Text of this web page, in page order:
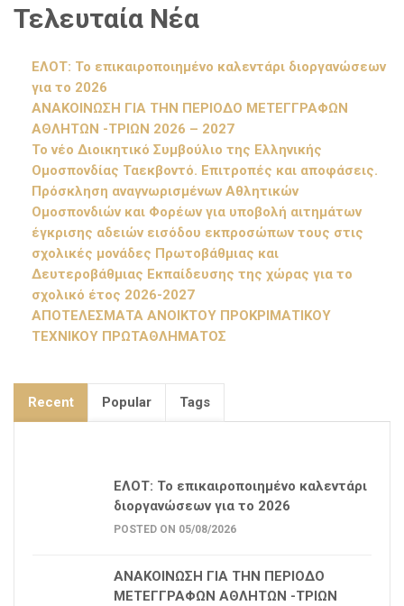
Τελευταία Νέα
ΕΛΟΤ: Το επικαιροποιημένο καλεντάρι διοργανώσεων
για το 2026
ΑΝΑΚΟΙΝΩΣΗ ΓΙΑ ΤΗΝ ΠΕΡΙΟΔΟ ΜΕΤΕΓΓΡΑΦΩΝ
ΑΘΛΗΤΩΝ -ΤΡΙΩΝ 2026 – 2027
Το νέο Διοικητικό Συμβούλιο της Ελληνικής
Ομοσπονδίας Ταεκβοντό. Επιτροπές και αποφάσεις.
Πρόσκληση αναγνωρισμένων Αθλητικών
Ομοσπονδιών και Φορέων για υποβολή αιτημάτων
έγκρισης αδειών εισόδου εκπροσώπων τους στις
σχολικές μονάδες Πρωτοβάθμιας και
Δευτεροβάθμιας Εκπαίδευσης της χώρας για το
σχολικό έτος 2026-2027
ΑΠΟΤΕΛΕΣΜΑΤΑ ΑΝΟΙΚΤΟΥ ΠΡΟΚΡΙΜΑΤΙΚΟΥ
ΤΕΧΝΙΚΟΥ ΠΡΩΤΑΘΛΗΜΑΤΟΣ
Recent Popular Tags
ΕΛΟΤ: Το επικαιροποιημένο καλεντάρι
διοργανώσεων για το 2026
POSTED ON 05/08/2026
ΑΝΑΚΟΙΝΩΣΗ ΓΙΑ ΤΗΝ ΠΕΡΙΟΔΟ
ΜΕΤΕΓΓΡΑΦΩΝ ΑΘΛΗΤΩΝ -ΤΡΙΩΝ